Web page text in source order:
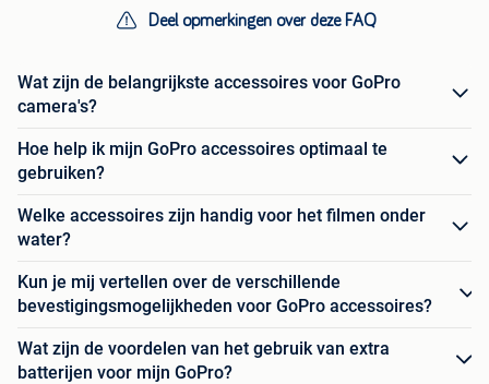
Deel opmerkingen over deze FAQ
Wat zijn de belangrijkste accessoires voor GoPro
camera's?
Hoe help ik mijn GoPro accessoires optimaal te
gebruiken?
Welke accessoires zijn handig voor het filmen onder
water?
Kun je mij vertellen over de verschillende
bevestigingsmogelijkheden voor GoPro accessoires?
Wat zijn de voordelen van het gebruik van extra
batterijen voor mijn GoPro?